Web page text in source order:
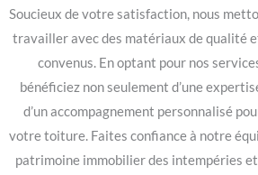
Soucieux de votre satisfaction, nous
travailler avec des matériaux de qualité
convenus. En optant pour nos
bénéficiez non seulement d’une
d’un accompagnement personnalisé
votre toiture. Faites confiance à notre
patrimoine immobilier des intempéries